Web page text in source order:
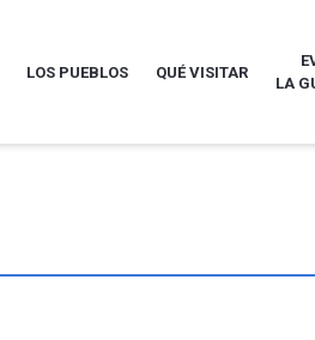
LOS PUEBLOS QUÉ VISITAR
LA